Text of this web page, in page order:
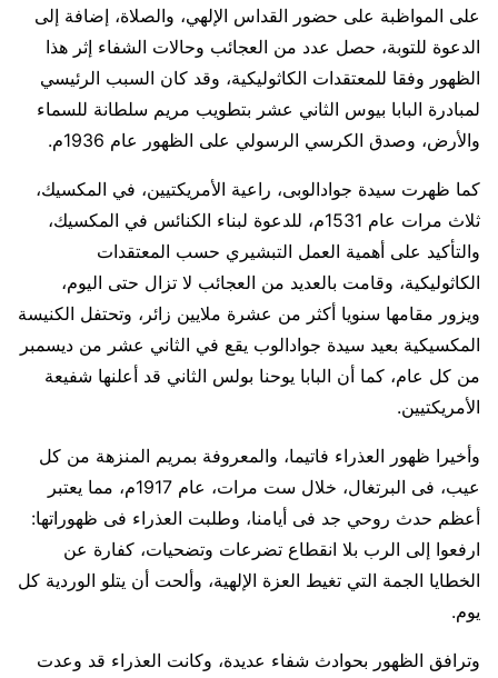
على المواظبة على حضور القداس الإلهي، والصلاة، إضافة إلى
الدعوة للتوبة، حصل عدد من العجائب وحالات الشفاء إثر هذا
الظهور وفقا للمعتقدات الكاثوليكية، وقد كان السبب الرئيسي
لمبادرة البابا بيوس الثاني عشر بتطويب مريم سلطانة للسماء
والأرض، وصدق الكرسي الرسولي على الظهور عام 1936م.
كما ظهرت سيدة جوادالوبى، راعية الأمريكتيين، في المكسيك،
ثلاث مرات عام 1531م، للدعوة لبناء الكنائس في المكسيك،
والتأكيد على أهمية العمل التبشيري حسب المعتقدات
الكاثوليكية، وقامت بالعديد من العجائب لا تزال حتى اليوم،
ويزور مقامها سنويا أكثر من عشرة ملايين زائر، وتحتفل الكنيسة
المكسيكية بعيد سيدة جوادالوب يقع في الثاني عشر من ديسمبر
من كل عام، كما أن البابا يوحنا بولس الثاني قد أعلنها شفيعة
الأمريكتيين.
وأخيرا ظهور العذراء فاتيما، والمعروفة بمريم المنزهة من كل
عيب، فى البرتغال، خلال ست مرات، عام 1917م، مما يعتبر
أعظم حدث روحي جد فى أيامنا، وطلبت العذراء فى ظهوراتها:
ارفعوا إلى الرب بلا انقطاع تضرعات وتضحيات، كفارة عن
الخطايا الجمة التي تغيط العزة الإلهية، وألحت أن يتلو الوردية كل
يوم.
وترافق الظهور بحوادث شفاء عديدة، وكانت العذراء قد وعدت